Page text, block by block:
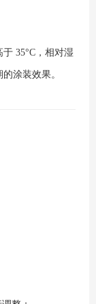
35°C，相对湿
涂装效果。
项